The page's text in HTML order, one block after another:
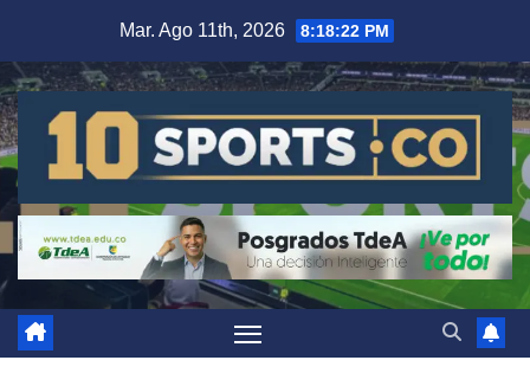
Mar. Ago 11th, 2026 8:18:22 PM